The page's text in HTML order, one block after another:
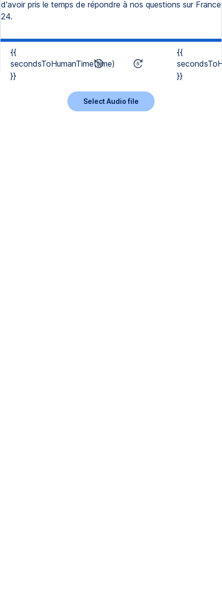
d'avoir pris le temps de répondre à nos questions sur France
24.
{{
secondsToHumanTime(time)
}}
{{
}}
Select Audio file